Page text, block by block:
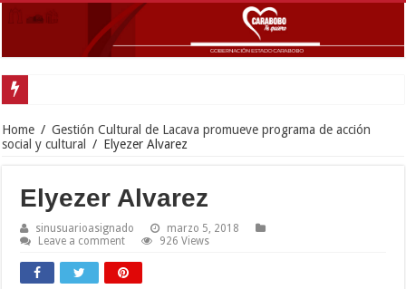
Home / Gestión Cultural de Lacava promueve programa de acción
social y cultural / Elyezer Alvarez
Elyezer Alvarez
sinusuarioasignado
marzo 5, 2018
Leave a comment
926 Views